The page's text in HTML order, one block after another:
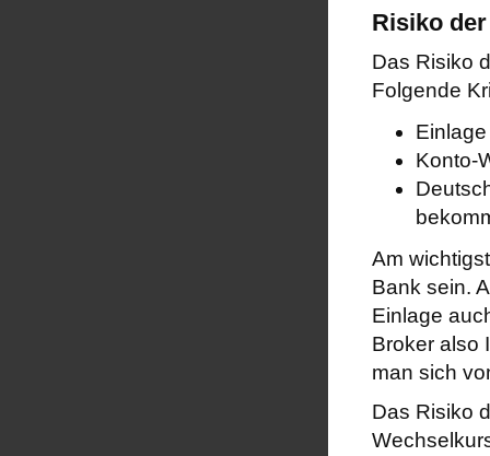
Risiko
Das Risiko
Folgende
Konto-
Am
Bank sein.
Einlage
Broker also
man sich
Das Risiko